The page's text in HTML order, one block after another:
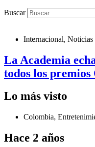
Buscar
Internacional, Noticias
La Academia
todos los premios
Lo más visto
Colombia,
Hace 2 años